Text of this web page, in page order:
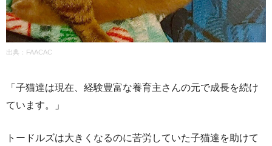
出典：FAACAC
「子猫達は現在、経験豊富な養育主さんの元で成長を続け
ています。」
トードルズは大きくなるのに苦労していた子猫達を助けて